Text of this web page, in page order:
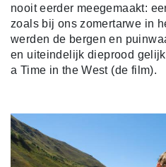
nooit eerder meegemaakt:
zoals bij ons zomertarwe in
werden de bergen en
en uiteindelijk dieprood
a Time in the West (de film).